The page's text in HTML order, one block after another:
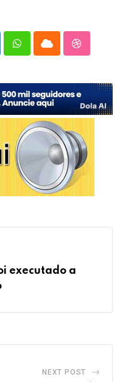
WhatsappCloud
executado a
NEXT POST